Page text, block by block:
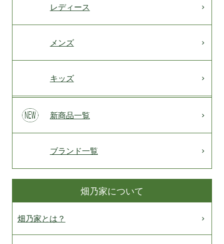
レディース
メンズ
キッズ
新商品一覧
ブランド一覧
畑乃家について
畑乃家とは？